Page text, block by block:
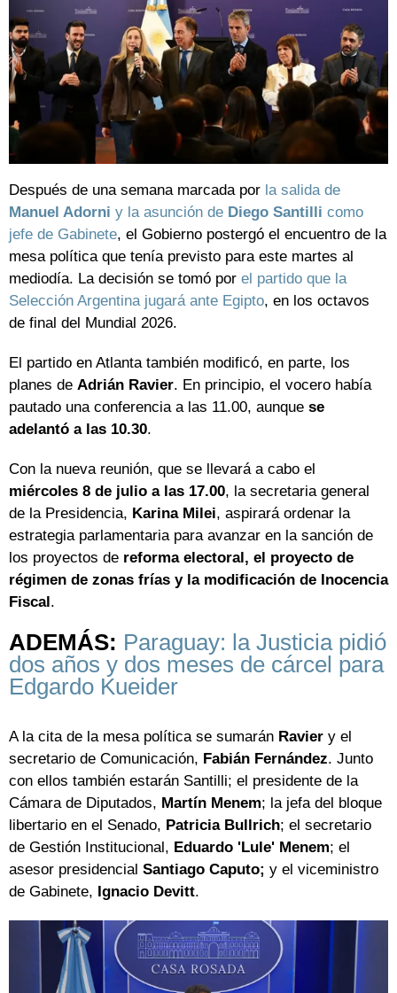
Después de una semana marcada por la salida de
Manuel Adorni y la asunción de Diego Santilli como
jefe de Gabinete, el Gobierno postergó el encuentro de la
mesa política que tenía previsto para este martes al
mediodía. La decisión se tomó por el partido que la
Selección Argentina jugará ante Egipto, en los octavos
de final del Mundial 2026.
El partido en Atlanta también modificó, en parte, los
planes de Adrián Ravier. En principio, el vocero había
pautado una conferencia a las 11.00, aunque se
adelantó a las 10.30.
Con la nueva reunión, que se llevará a cabo el
miércoles 8 de julio a las 17.00, la secretaria general
de la Presidencia, Karina Milei, aspirará ordenar la
estrategia parlamentaria para avanzar en la sanción de
los proyectos de reforma electoral, el proyecto de
régimen de zonas frías y la modificación de Inocencia
Fiscal.
ADEMÁS: Paraguay: la Justicia pidió
dos años y dos meses de cárcel para
Edgardo Kueider
A la cita de la mesa política se sumarán Ravier y el
secretario de Comunicación, Fabián Fernández. Junto
con ellos también estarán Santilli; el presidente de la
Cámara de Diputados, Martín Menem; la jefa del bloque
libertario en el Senado, Patricia Bullrich; el secretario
de Gestión Institucional, Eduardo 'Lule' Menem; el
asesor presidencial Santiago Caputo; y el viceministro
de Gabinete, Ignacio Devitt.